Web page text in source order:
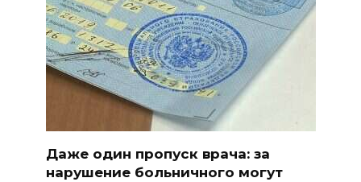
Даже один пропуск врача: за
нарушение больничного могут